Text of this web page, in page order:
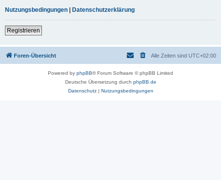
Nutzungsbedingungen | Datenschutzerklärung
Registrieren
Foren-Übersicht Alle Zeiten sind UTC+02:00
Powered by phpBB® Forum Software © phpBB Limited
Deutsche Übersetzung durch phpBB.de
Datenschutz| Nutzungsbedingungen